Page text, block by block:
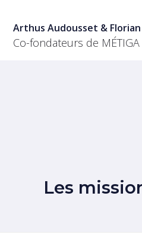
Arthus Audousset &
Co-fondateurs de MÉTIGA
Les